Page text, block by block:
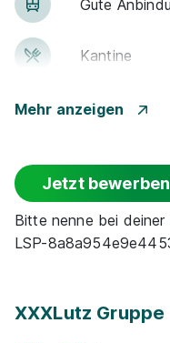
Gute
Kantine
Events
Rabatte
Barriere­frei­heit
Mehr anzeigen
Jetzt bewerben
Bitte nenne bei
LSP-
XXXLutz Gruppe